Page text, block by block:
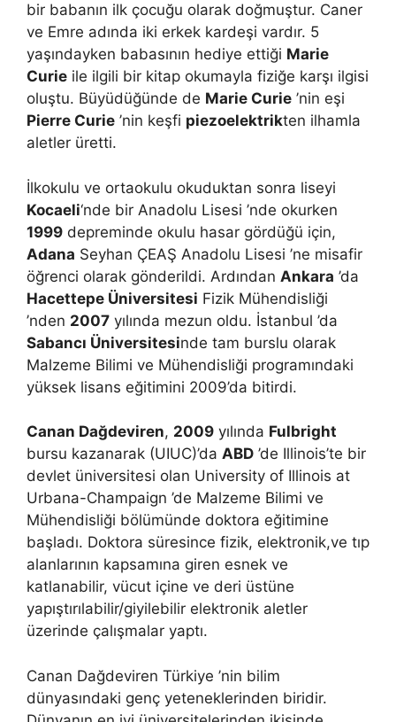
bir babanın ilk çocuğu olarak doğmuştur. Caner
ve Emre adında iki erkek kardeşi vardır. 5
yaşındayken babasının hediye ettiği Marie
Curie ile ilgili bir kitap okumayla fiziğe karşı ilgisi
oluştu. Büyüdüğünde de Marie Curie ’nin eşi
Pierre Curie ’nin keşfi piezoelektrikten ilhamla
aletler üretti.
İlkokulu ve ortaokulu okuduktan sonra liseyi
Kocaeli‘nde bir Anadolu Lisesi ’nde okurken
1999 depreminde okulu hasar gördüğü için,
Adana Seyhan ÇEAŞ Anadolu Lisesi ’ne misafir
öğrenci olarak gönderildi. Ardından Ankara ’da
Hacettepe Üniversitesi Fizik Mühendisliği
’nden 2007 yılında mezun oldu. İstanbul ’da
Sabancı Üniversitesinde tam burslu olarak
Malzeme Bilimi ve Mühendisliği programındaki
yüksek lisans eğitimini 2009’da bitirdi.
Canan Dağdeviren, 2009 yılında Fulbright
bursu kazanarak (UIUC)’da ABD ’de Illinois’te bir
devlet üniversitesi olan University of Illinois at
Urbana-Champaign ’de Malzeme Bilimi ve
Mühendisliği bölümünde doktora eğitimine
başladı. Doktora süresince fizik, elektronik,ve tıp
alanlarının kapsamına giren esnek ve
katlanabilir, vücut içine ve deri üstüne
yapıştırılabilir/giyilebilir elektronik aletler
üzerinde çalışmalar yaptı.
Canan Dağdeviren Türkiye ’nin bilim
dünyasındaki genç yeteneklerinden biridir.